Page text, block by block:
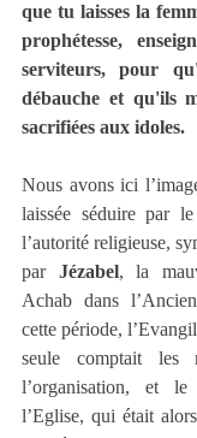
que tu laisses la
prophétesse,
serviteurs, pour
débauche et qu'ils
sacrifiées aux idoles.
Nous avons ici
laissée séduire par
l’autorité religieuse,
par Jézabel, la
Achab dans
cette période,
seule comptait les
l’organisation, et
l’Eglise, qui était